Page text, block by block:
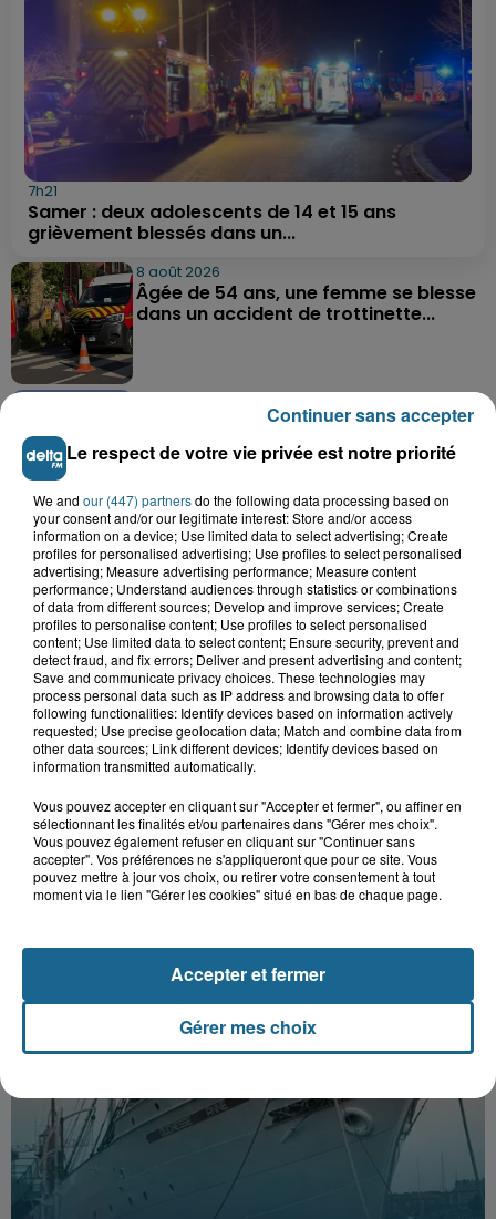
7h21
Samer : deux adolescents de 14 et 15 ans
grièvement blessés dans un...
8 août 2026
Âgée de 54 ans, une femme se blesse
dans un accident de trottinette...
8 août 2026
Une femme gravement blessée dans
un accident à Bazinghen
8 août 2026
Neufchâtel-Hardelot : un
rassemblement pour rendre
hommage aux...
8 août 2026
Violent accident à Cléty : quatre
blessés, deux femmes en urgence...
Le respect de votre vie privée est notre priorité
We and our (447) partnersdo the following data processing based on
your consent and/or our legitimate interest: Store and/or access
information on a device; Use limited data to select advertising; Create
profiles for personalised advertising; Use profiles to select personalised
advertising; Measure advertising performance; Measure content
performance; Understand audiences through statistics or combinations
of data from different sources; Develop and improve services; Create
profiles to personalise content; Use profiles to select personalised
content; Use limited data to select content; Ensure security, prevent and
detect fraud, and fix errors; Deliver and present advertising and content;
Save and communicate privacy choices. These technologies may
process personal data such as IP address and browsing data to offer
following functionalities: Identify devices based on information actively
requested; Use precise geolocation data; Match and combine data from
other data sources; Link different devices; Identify devices based on
information transmitted automatically.
Vous pouvez accepter en cliquant sur "Accepter et fermer", ou affiner en
sélectionnant les finalités et/ou partenaires dans "Gérer mes choix".
Vous pouvez également refuser en cliquant sur "Continuer sans
accepter". Vos préférences ne s'appliqueront que pour ce site. Vous
pouvez mettre à jour vos choix, ou retirer votre consentement à tout
moment via le lien "Gérer les cookies" situé en bas de chaque page.
Gérer mes choix
Accepter et fermer
Continuer sans accepter